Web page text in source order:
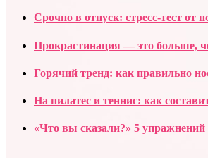
Срочно в отпуск: стресс-тест от
Прокрастинация — это больше,
Горячий тренд: как правильно
На пилатес и теннис: как
«Что вы сказали?» 5 упражнений